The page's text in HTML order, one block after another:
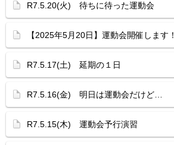
R7.5.20(火) 待ちに待った運動会
【2025年5月20日】運動会開催します！
R7.5.17(土) 延期の１日
R7.5.16(金) 明日は運動会だけど…
R7.5.15(木) 運動会予行演習